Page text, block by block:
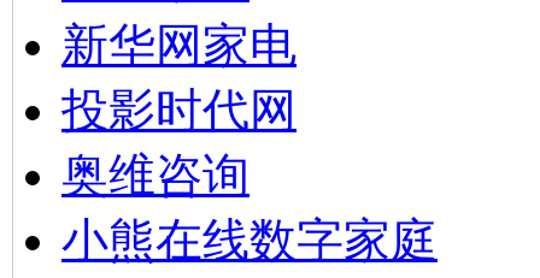
新华网家电
投影时代网
奥维咨询
小熊在线数字家庭